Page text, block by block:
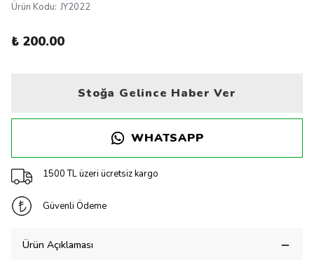
Ürün Kodu: JY2022
₺ 200.00
Stoğa Gelince Haber Ver
WHATSAPP
1500 TL üzeri ücretsiz kargo
Güvenli Ödeme
Ürün Açıklaması